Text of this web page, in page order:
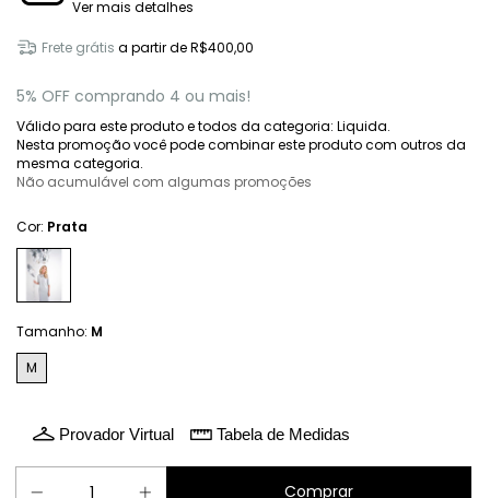
Ver mais detalhes
Frete grátis a partir deR$400,00
5% OFF comprando 4 ou mais!
Válido para este produto e todos da categoria: Liquida.
Nesta promoção você pode combinar este produto com outros da
mesma categoria.
Não acumulável com algumas promoções
Cor: Prata
Tamanho: M
M
Provador Virtual Tabela de Medidas